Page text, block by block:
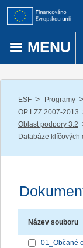
Přejít k obsahu
MENU
ESF / Programy /
OP LZZ 2007-2013
Oblast podpory 3.2 /
Databáze klíčových
Název souboru
01_Občané